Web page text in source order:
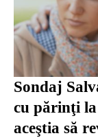
Sondaj
cu părinţi
aceştia să